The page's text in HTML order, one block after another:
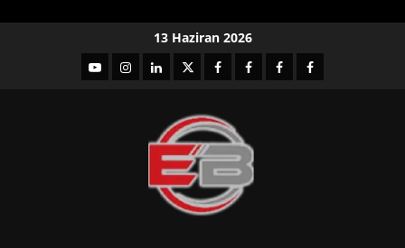
13 Haziran 2026
YouTubeInstagram
LinkedIntwitterfacebook-Facebook-
Facebook-Facebook-